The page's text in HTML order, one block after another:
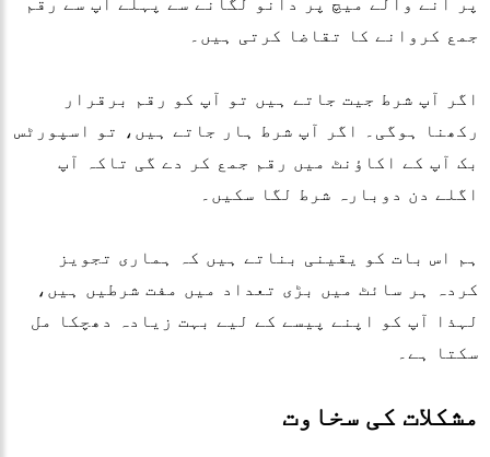
جمع کروانے کا تقاضا کرتی ہیں۔
اگر آپ شرط جیت جاتے ہیں تو آپ کو رقم برقرار
رکھنا ہوگی۔ اگر آپ شرط ہار جاتے ہیں، تو اسپورٹس
بک آپ کے اکاؤنٹ میں رقم جمع کر دے گی تاکہ آپ
اگلے دن دوبارہ شرط لگا سکیں۔
ہم اس بات کو یقینی بناتے ہیں کہ ہماری تجویز
کردہ ہر سائٹ میں بڑی تعداد میں مفت شرطیں ہیں،
لہذا آپ کو اپنے پیسے کے لیے بہت زیادہ دھچکا مل
سکتا ہے۔
مشکلات کی سخاوت